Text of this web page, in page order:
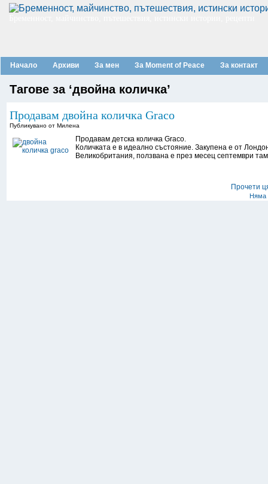
Начало Архиви За мен За Moment of Peace За контакт
Тагове за ‘двойна количка’
Продавам двойна количка Graco
Публикувано от Милена
Продавам детска количка Graco.
Количката е в идеално състояние. Закупена е от
Великобритания, ползвана е през месец септември
Прочети
Няма